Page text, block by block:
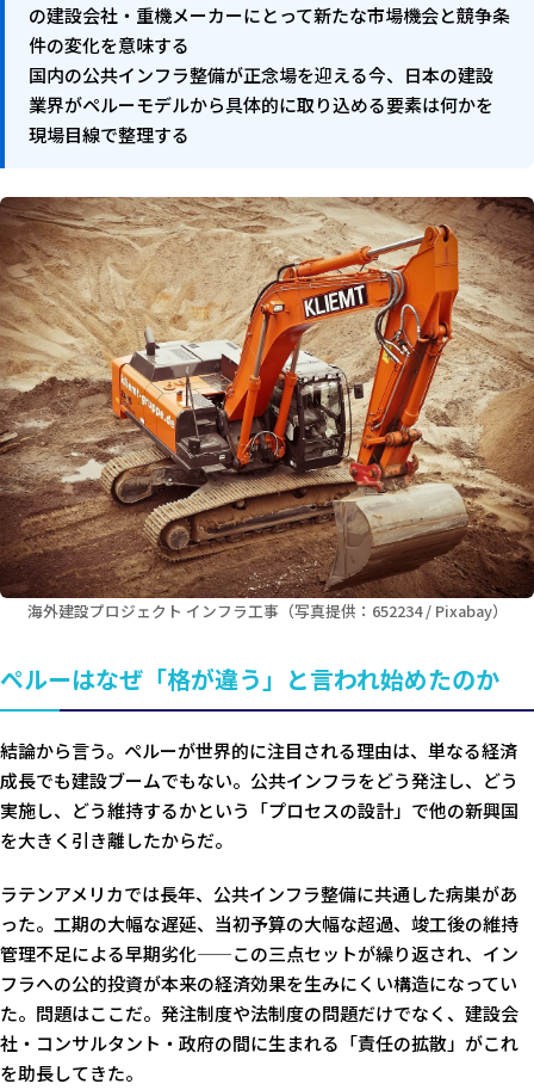
の建設会社・重機メーカーにとって新たな市場機会と競争条
件の変化を意味する
国内の公共インフラ整備が正念場を迎える今、日本の建設
業界がペルーモデルから具体的に取り込める要素は何かを
現場目線で整理する
海外建設プロジェクト インフラ工事（写真提供：652234 / Pixabay）
ペルーはなぜ「格が違う」と言われ始めたのか
結論から言う。ペルーが世界的に注目される理由は、単なる経済
成長でも建設ブームでもない。公共インフラをどう発注し、どう
実施し、どう維持するかという「プロセスの設計」で他の新興国
を大きく引き離したからだ。
ラテンアメリカでは長年、公共インフラ整備に共通した病巣があ
った。工期の大幅な遅延、当初予算の大幅な超過、竣工後の維持
管理不足による早期劣化——この三点セットが繰り返され、イン
フラへの公的投資が本来の経済効果を生みにくい構造になってい
た。問題はここだ。発注制度や法制度の問題だけでなく、建設会
社・コンサルタント・政府の間に生まれる「責任の拡散」がこれ
を助長してきた。